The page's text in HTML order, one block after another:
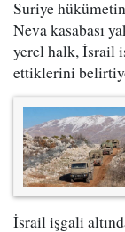
Suriye
Neva kasabası
yerel halk, İsrail
ettiklerini
İsrail işgali